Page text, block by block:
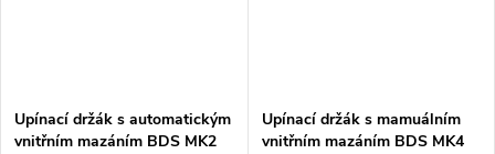
Upínací držák s automatickým
vnitřním mazáním BDS MK2
Upínací držák s mamuálním
vnitřním mazáním BDS MK4